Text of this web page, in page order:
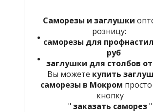
Саморезы и заглушки
розницу:
саморезы для
руб
заглушки для столбов от
Вы можете купить
саморезы в Мокром
кнопку
" заказать саморез"